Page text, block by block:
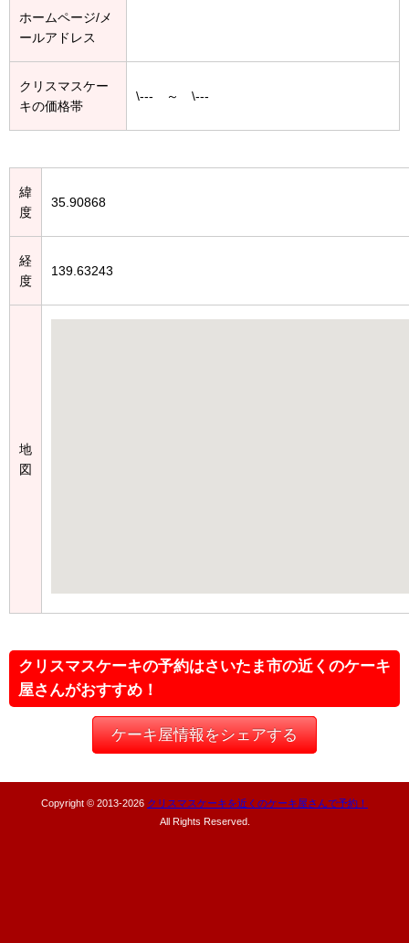
ホームページ/メ
ールアドレス
クリスマスケー
キの価格帯
\--- ～ \---
緯
度
35.90868
経
度
139.63243
地
図
クリスマスケーキの予約はさいたま市の近くのケーキ
屋さんがおすすめ！
ケーキ屋情報をシェアする
Copyright © 2013-2026 クリスマスケーキを近くのケーキ屋さんで予約！
All Rights Reserved.